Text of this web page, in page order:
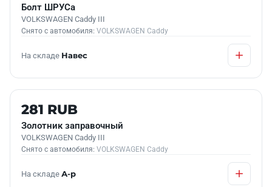
Болт ШРУСа
VOLKSWAGEN Caddy III
Снято с автомобиля: VOLKSWAGEN Caddy
На складе Навес
Б/У В НАЛИЧИИ
281 RUB
Золотник заправочный
VOLKSWAGEN Caddy III
Снято с автомобиля: VOLKSWAGEN Caddy
На складе А-р